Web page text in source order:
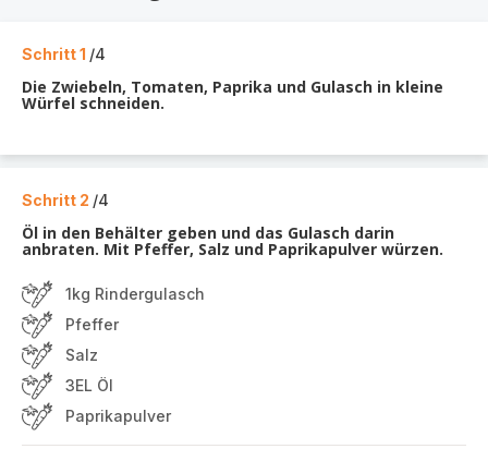
Schritt 1 /4
Die Zwiebeln, Tomaten, Paprika und Gulasch in kleine
Würfel schneiden.
Schritt 2 /4
Öl in den Behälter geben und das Gulasch darin
anbraten. Mit Pfeffer, Salz und Paprikapulver würzen.
1kg Rindergulasch
Pfeffer
Salz
3EL Öl
Paprikapulver